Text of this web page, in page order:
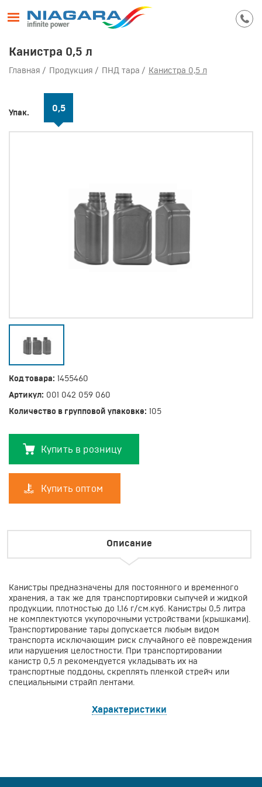
Канистра 0,5 л
Главная Продукция ПНД тара Канистра 0,5 л
Упак. 0,5
Код товара: 1455460
Артикул: 001 042 059 060
Количество в групповой упаковке: 105
Купить в розницу
Купить оптом
Описание
Канистры предназначены для постоянного и временного
хранения, а так же для транспортировки сыпучей и жидкой
продукции, плотностью до 1,16 г/см.куб. Канистры 0,5 литра
не комплектуются укупорочными устройствами (крышками).
Транспортирование тары допускается любым видом
транспорта исключающим риск случайного её повреждения
или нарушения целостности. При транспортировании
канистр 0,5 л рекомендуется укладывать их на
транспортные поддоны, скреплять пленкой стрейч или
специальными страйп лентами.
Характеристики